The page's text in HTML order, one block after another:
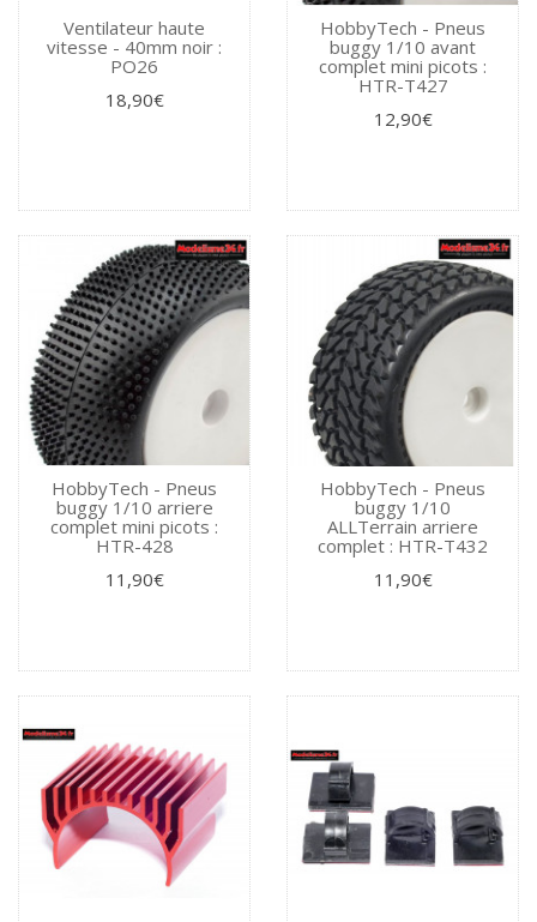
Ventilateur haute
vitesse - 40mm noir :
PO26
18,90€
HobbyTech - Pneus
buggy 1/10 avant
complet mini picots :
HTR-T427
12,90€
HobbyTech - Pneus
buggy 1/10 arriere
complet mini picots :
HTR-428
11,90€
HobbyTech - Pneus
buggy 1/10
ALLTerrain arriere
complet : HTR-T432
11,90€